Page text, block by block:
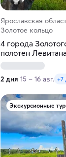
Ярославская
Золотое кольцо
4 города
полотен Левитана
2 дня 15 – 16 авг. +7
Экскурсионные